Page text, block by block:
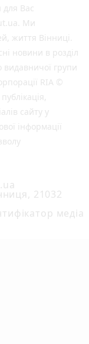
для Вас
Ми
життя Вінниці.
новини в розділ
групи
RIA ©
сайту у
інформації
21032
медіа